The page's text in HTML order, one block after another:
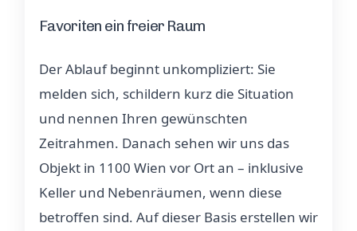
Favoriten ein freier Raum
Der Ablauf beginnt unkompliziert: Sie
melden sich, schildern kurz die Situation
und nennen Ihren gewünschten
Zeitrahmen. Danach sehen wir uns das
Objekt in 1100 Wien vor Ort an – inklusive
Keller und Nebenräumen, wenn diese
betroffen sind. Auf dieser Basis erstellen wir